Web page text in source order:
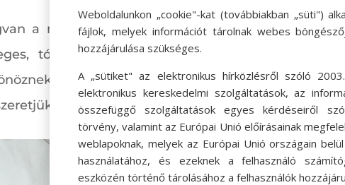
a maga színtípusa, és az ahhoz passzoló
tónusos színek is. Az egy színből
Persze annak sem kell zsákot húzni
a ruhát, amit választunk, és tudjuk viselni.
Weboldalunkon „cookie"-kat (továbbiakban „süti")
fájlok, melyek információt tárolnak webes
hozzájárulása szükséges.
A „sütiket" az elektronikus hírközlésről szóló
elektronikus kereskedelmi szolgáltatások, az
összefüggő szolgáltatások egyes kérdéseiről
törvény, valamint az Európai Unió előírásainak
weblapoknak, melyek az Európai Unió országain
használatához, és ezeknek a felhasználó
eszközén történő tárolásához a felhasználók